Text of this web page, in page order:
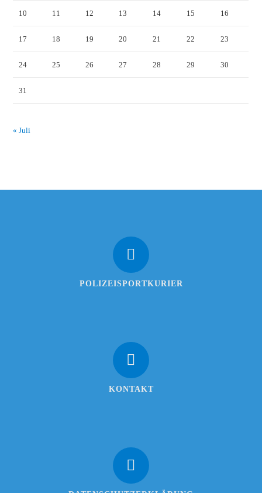
10 11 12 13 14 15 16
17 18 19 20 21 22 23
24 25 26 27 28 29 30
31
« Juli
POLIZEISPORTKURIER
KONTAKT